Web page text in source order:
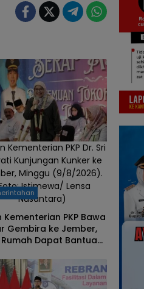
Kementerian PKP Dr. Sri
Kunjungan Kunker ke
Minggu (9/8/2026).
Istimewa/ Lensa
Nusantara)
Kementerian PKP Bawa
Gembira ke Jember,
Rumah Dapat Bantuan